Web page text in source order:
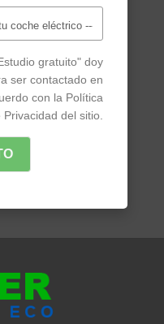
gratuito" doy
ser contactado en
con la Política
Privacidad del sitio.